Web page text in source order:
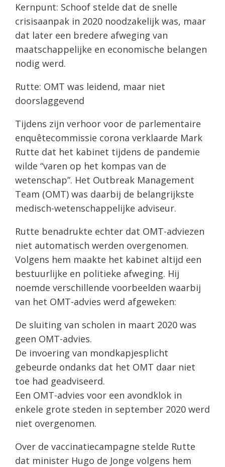
Kernpunt: Schoof stelde dat de snelle
crisisaanpak in 2020 noodzakelijk was, maar
dat later een bredere afweging van
maatschappelijke en economische belangen
nodig werd.
Rutte: OMT was leidend, maar niet
doorslaggevend
Tijdens zijn verhoor voor de parlementaire
enquêtecommissie corona verklaarde Mark
Rutte dat het kabinet tijdens de pandemie
wilde “varen op het kompas van de
wetenschap”. Het Outbreak Management
Team (OMT) was daarbij de belangrijkste
medisch-wetenschappelijke adviseur.
Rutte benadrukte echter dat OMT-adviezen
niet automatisch werden overgenomen.
Volgens hem maakte het kabinet altijd een
bestuurlijke en politieke afweging. Hij
noemde verschillende voorbeelden waarbij
van het OMT-advies werd afgeweken:
De sluiting van scholen in maart 2020 was
geen OMT-advies.
De invoering van mondkapjesplicht
gebeurde ondanks dat het OMT daar niet
toe had geadviseerd.
Een OMT-advies voor een avondklok in
enkele grote steden in september 2020 werd
niet overgenomen.
Over de vaccinatiecampagne stelde Rutte
dat minister Hugo de Jonge volgens hem